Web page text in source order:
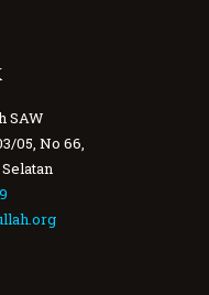
SAW
05, No 66,